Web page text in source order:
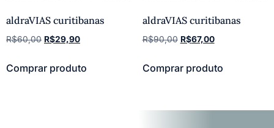
aldraVIAS curitibanas
R$60,00 R$29,90
Comprar produto
aldraVIAS curitibanas
R$90,00 R$67,00
Comprar produto